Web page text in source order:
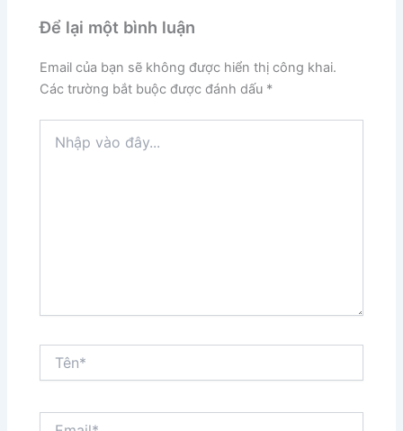
Để lại một bình luận
Email của bạn sẽ không được hiển thị công khai.
Các trường bắt buộc được đánh dấu *
vào